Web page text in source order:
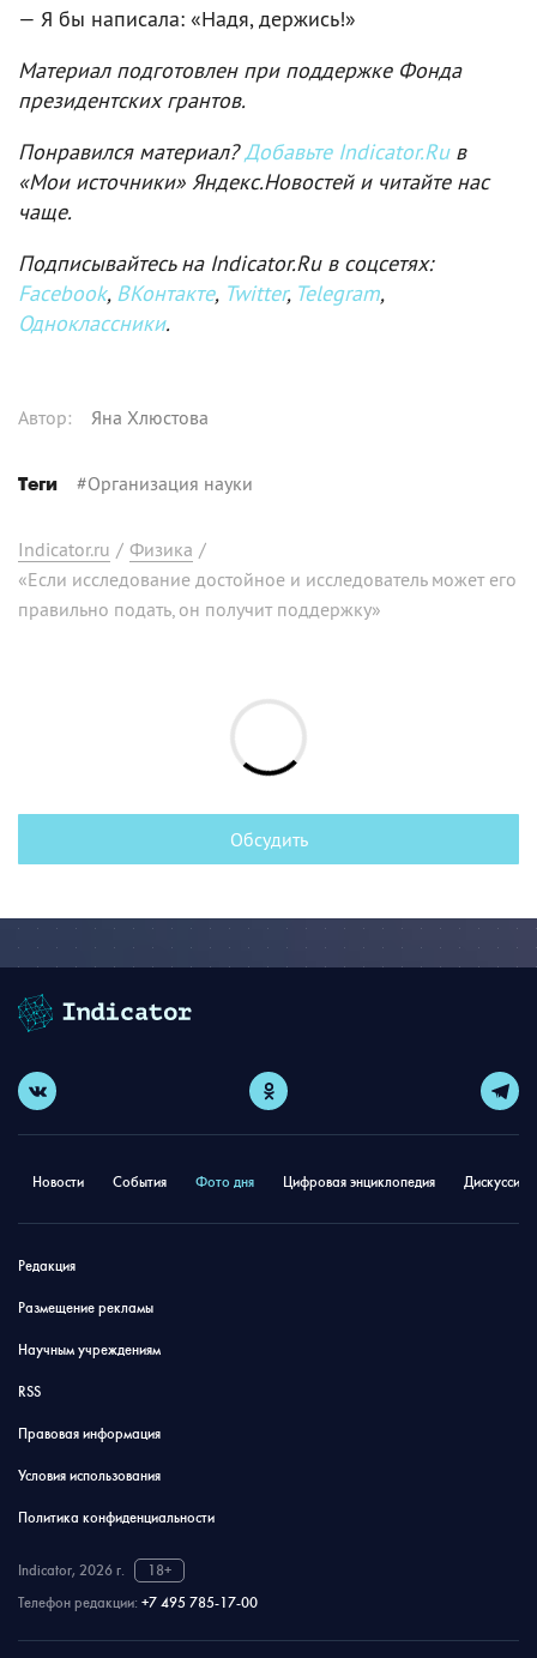
— Я бы написала: «Надя, держись!»
Материал подготовлен при поддержке Фонда
президентских грантов.
Понравился материал?Добавьте Indicator.Ruв
«Мои источники» Яндекс.Новостей и читайте нас
чаще.
Подписывайтесь на Indicator.Ru в соцсетях:
Facebook, ВКонтакте, Twitter, Telegram,
Одноклассники.
Автор: Яна Хлюстова
Теги #Организация науки
Indicator.ru / Физика /
«Если исследование достойное и исследователь может его
правильно подать, он получит поддержку»
Обсудить
Новости События Фото дня Цифровая энциклопедия
Редакция
Размещение рекламы
Научным учреждениям
RSS
Правовая информация
Условия использования
Политика конфиденциальности
Indicator, 2026 г.
18+
Телефон редакции: +7 495 785-17-00